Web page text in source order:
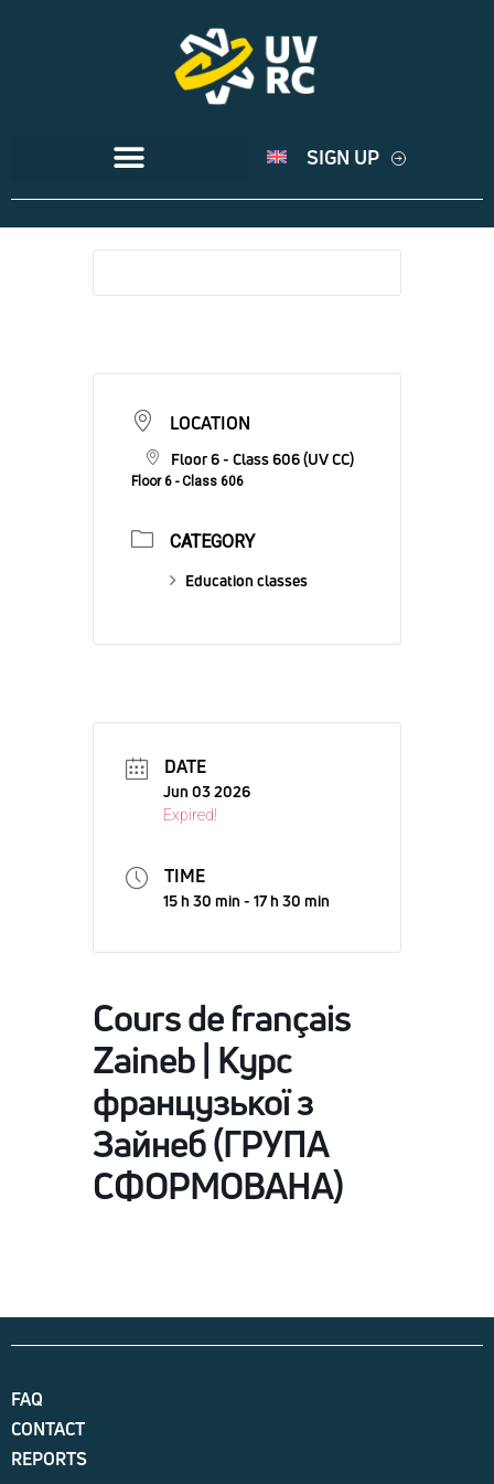
SIGN UP
LOCATION
Floor 6 - Class 606 (UV CC)
Floor 6 - Class 606
CATEGORY
Education classes
DATE
Jun 03 2026
Expired!
TIME
15 h 30 min - 17 h 30 min
Сours de français
Zaineb | Курс
французької з
Зайнеб (ГРУПА
СФОРМОВАНА)
FAQ
CONTACT
REPORTS